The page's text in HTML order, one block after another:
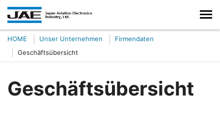
HOME Unser Unternehmen
Firmendaten
Geschäftsübersicht
Geschäftsübersicht